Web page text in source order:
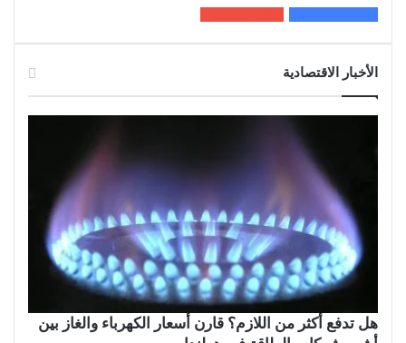
الأخبار الاقتصادية
هل تدفع أكثر من اللازم؟ قارن أسعار الكهرباء والغاز بين